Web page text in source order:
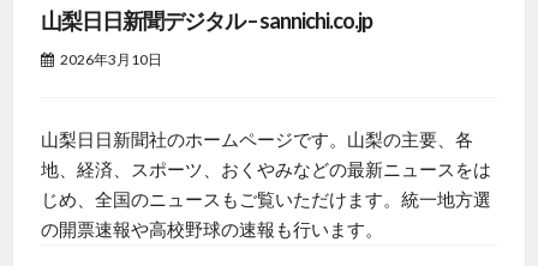
山梨日日新聞デジタル – sannichi.co.jp
2026年3月10日
山梨日日新聞社のホームページです。山梨の主要、各
地、経済、スポーツ、おくやみなどの最新ニュースをは
じめ、全国のニュースもご覧いただけます。統一地方選
の開票速報や高校野球の速報も行います。